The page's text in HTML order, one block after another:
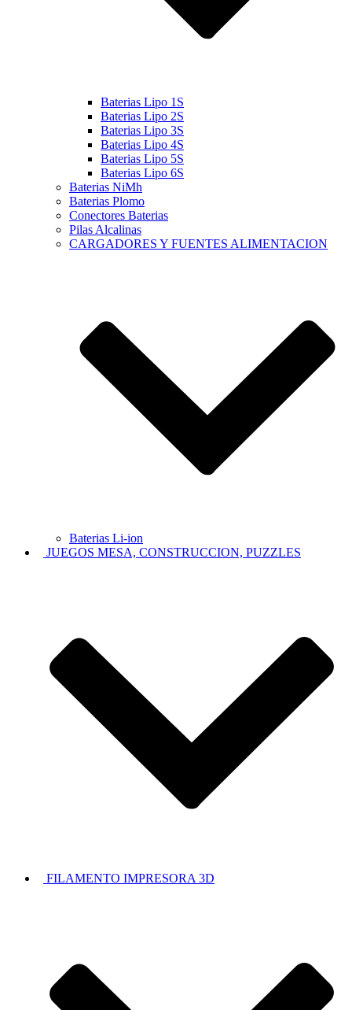
Baterias Lipo 1S
Baterias Lipo 2S
Baterias Lipo 3S
Baterias Lipo 4S
Baterias Lipo 5S
Baterias Lipo 6S
Baterias NiMh
Baterias Plomo
Conectores Baterias
Pilas Alcalinas
CARGADORES Y FUENTES ALIMENTACION
Baterias Li-ion
JUEGOS MESA, CONSTRUCCION, PUZZLES
FILAMENTO IMPRESORA 3D